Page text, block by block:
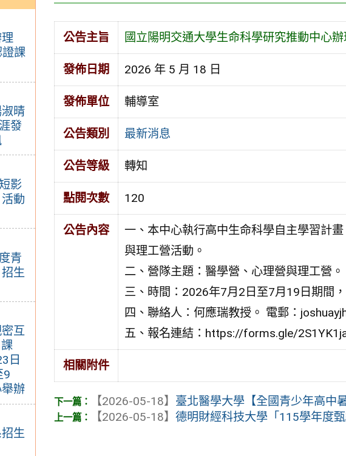
證課
晴
發
影
動
青
生
互
日
9
辦
生
公告主旨 國立陽明交通大學生命科學研究推動中心
發佈日期 2026 年 5 月 18 日
發佈單位 輔導室
公告類別 最新消息
公告等級 轉知
點閱次數 120
公告內容
一、本中心執行高中生命科學自主學習計
與理工營活動。
二、營隊主題：醫學營、心理營與理工營。
三、時間：2026年7月2日至7月19日期間
四、聯絡人：何應瑞教授。 電郵：
五、報名連結：https://forms.gle/
相關附件
【2026-05-18】 臺北醫學大學【全國青少年高中
【2026-05-18】德明財經科技大學「115學年度